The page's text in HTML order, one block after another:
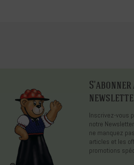
S'abonner
Inscrivez-vous
notre
ne manquez
articles et les
promotions